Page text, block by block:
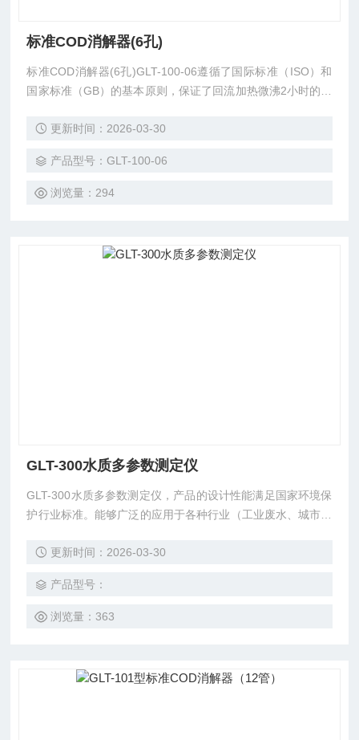
标准COD消解器(6孔)
标准COD消解器(6孔)GLT-100-06遵循了国际标准（ISO）和
国家标准（GB）的基本原则，保证了回流加热微沸2小时的消
精确的分析结果。
更新时间：2026-03-30
产品型号：GLT-100-06
浏览量：294
GLT-300水质多参数测定仪
GLT-300水质多参数测定仪，产品的设计性能满足国家环境保
护行业标准。能够广泛的应用于各种行业（工业废水、城市污
更新时间：2026-03-30
产品型号：
浏览量：363